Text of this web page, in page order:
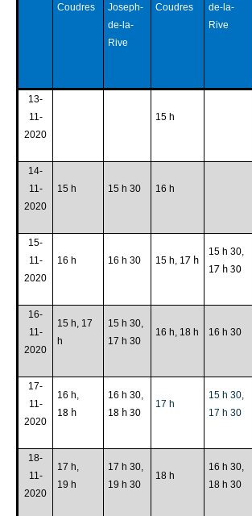
Coudres
Joseph-
de-la-
Rive
Coudres
de-la-
Rive
13-
11-
2020
15 h
14-
11-
2020
15 h 15 h 30 16 h
15-
11-
2020
16 h 16 h 30 15 h 17 h
15 h 30,
17 h 30
16-
11-
2020
15 h, 17
h
15 h 30,
17 h 30
16 h, 18 h 16 h 30
17-
11-
2020
16 h
18 h
16 h 30,
18 h 30
17 h
15 h 30,
17 h 30
18-
11-
2020
17 h,
19 h
17 h 30,
19 h 30
18 h
16 h 30,
18 h 30